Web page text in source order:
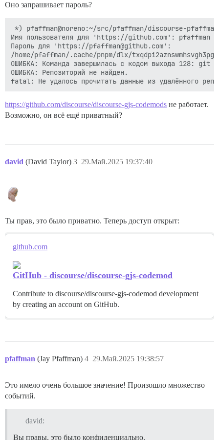
Оно запрашивает пароль?
*) pfaffman@noreno:~/src/pfaffman/discourse-
Имя пользователя для 'https://github.com': pfaffman
Пароль для 'https://pfaffman@github.com':
/home/pfaffman/.cache/pnpm/dlx/
ОШИБКА: Команда завершилась с кодом выхода 128:
ОШИБКА: Репозиторий не найден.
https://github.com/discourse/discourse-gjs-codemods не работает.
Возможно, он всё ещё приватный?
david (David Taylor) 29.Май.2025 19:37:40
3
Ты прав, это было приватно. Теперь доступ открыт:
github.com
GitHub - discourse/discourse-gjs-codemod
Contribute to discourse/discourse-gjs-codemod development
by creating an account on GitHub.
pfaffman (Jay Pfaffman) 29.Май.2025 19:38:57
4
Это имело очень большое значение! Произошло множество
событий.
david:
Вы правы, это было конфиденциально.